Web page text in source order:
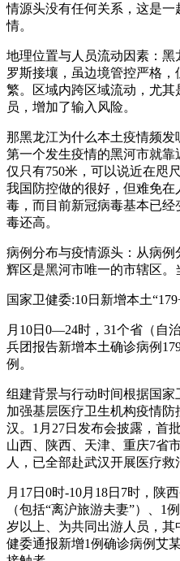
情源头没有任何关系，这是
情。
地理位置与人员流动因素：
罗斯接壤，虽边境管控严格
繁。区域内跨区域流动，尤其
员，增加了输入风险。
那黑龙江为什么本土疫情频
第一个发生疫情的黑河市就
仅只有750米，可以说近在咫
我国防控做的很好，但难免
毒，而目前新冠病毒基本已
毒还高。
病例分布与疫情源头：从病
辉区是黑河市唯一的市辖区。
国家卫健委:10日新增本土
月10日0—24时，31个省（自
兵团报告新增本土确诊病例
例。
组建背景与行动时间根据国家
加强基层医疗卫生机构疫情
汉。1月27日发布会披露，首
山西、陕西、天津、重庆7省
人，已全部赴武汉开展医疗救
月17日0时-10月18日7时，陕
（包括“离沪旅游夫妻”）、1
岁以上、为共同出游人员，
健委通报新增1例确诊病例艾